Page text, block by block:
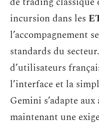
incursion dans les
l’accompagnement
standards du
d’utilisateurs
l’interface et la
Gemini s’adapte
maintenant une